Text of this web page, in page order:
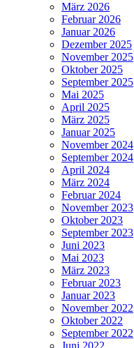
März 2026
Februar 2026
Januar 2026
Dezember 2025
November 2025
Oktober 2025
September 2025
Mai 2025
April 2025
März 2025
Januar 2025
November 2024
September 2024
April 2024
März 2024
Februar 2024
November 2023
Oktober 2023
September 2023
Juni 2023
Mai 2023
März 2023
Februar 2023
Januar 2023
November 2022
Oktober 2022
September 2022